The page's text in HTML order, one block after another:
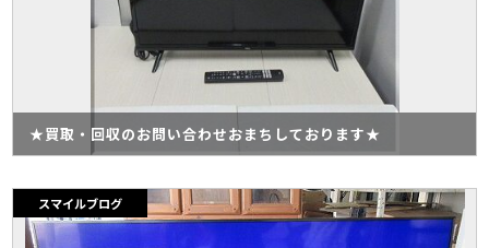
★買取・回収のお問い合わせおまちしております★
スマイルブログ